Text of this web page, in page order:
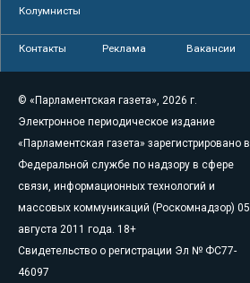
Колумнисты
Контакты Реклама Вакансии
© «Парламентская газета», 2026 г.
Электронное периодическое издание
«Парламентская газета» зарегистрировано в
Федеральной службе по надзору в сфере
связи, информационных технологий и
массовых коммуникаций (Роскомнадзор) 05
августа 2011 года. 18+
Свидетельство о регистрации Эл № ФС77-
46097